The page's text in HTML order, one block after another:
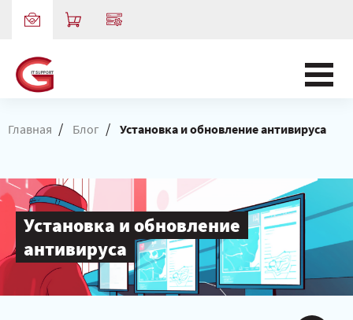
Главная / Блог / Установка и обновление антивируса
Установка и обновление
антивируса